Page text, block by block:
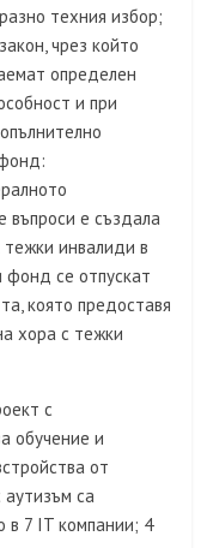
техния избор;
чрез който
определен
и при
въпроси е създала
инвалиди в
фонд се отпускат
която предоставя
хора с тежки
с
обучение и
от
са
в 7 IT компании; 4